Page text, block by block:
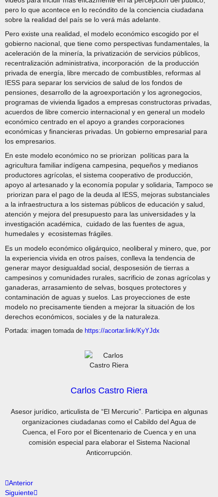
pero lo que acontece en lo recóndito de la conciencia ciudadana
sobre la realidad del país se lo verá más adelante.
Pero existe una realidad, el modelo económico escogido por el
gobierno nacional, que tiene como perspectivas fundamentales, la
aceleración de la minería, la privatización de servicios públicos,
recentralización administrativa, incorporación de la producción
privada de energía, libre mercado de combustibles, reformas al
IESS para separar los servicios de salud de los fondos de
pensiones, desarrollo de la agroexportación y los agronegocios,
programas de vivienda ligados a empresas constructoras privadas,
acuerdos de libre comercio internacional y en general un modelo
económico centrado en el apoyo a grandes corporaciones
económicas y financieras privadas. Un gobierno empresarial para
los empresarios.
En este modelo económico no se priorizan políticas para la
agricultura familiar indígena campesina, pequeños y medianos
productores agrícolas, el sistema cooperativo de producción,
apoyo al artesanado y la economía popular y solidaria, Tampoco se
priorizan para el pago de la deuda al IESS, mejoras substanciales
a la infraestructura a los sistemas públicos de educación y salud,
atención y mejora del presupuesto para las universidades y la
investigación académica, cuidado de las fuentes de agua,
humedales y ecosistemas frágiles.
Es un modelo económico oligárquico, neoliberal y minero, que, por
la experiencia vivida en otros países, conlleva la tendencia de
generar mayor desigualdad social, desposesión de tierras a
campesinos y comunidades rurales, sacrificio de zonas agrícolas y
ganaderas, arrasamiento de selvas, bosques protectores y
contaminación de aguas y suelos. Las proyecciones de este
modelo no precisamente tienden a mejorar la situación de los
derechos económicos, sociales y de la naturaleza.
Portada: imagen tomada de https://acortar.link/KyYJdx
Carlos Castro Riera
Asesor jurídico, articulista de “El Mercurio”. Participa en algunas
organizaciones ciudadanas como el Cabildo del Agua de
Cuenca, el Foro por el Bicentenario de Cuenca y en una
comisión especial para elaborar el Sistema Nacional
Anticorrupción.
Anterior
Siguiente